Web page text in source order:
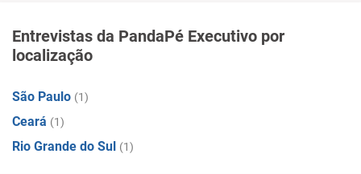
Entrevistas da PandaPé Executivo por
localização
São Paulo (1)
Ceará (1)
Rio Grande do Sul (1)